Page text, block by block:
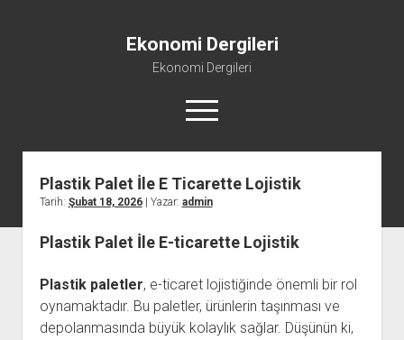
Ekonomi Dergileri
Ekonomi Dergileri
menüyü
aç
Plastik Palet İle E Ticarette Lojistik
Tarih: Şubat 18, 2026| Yazar: admin
Plastik Palet İle E-ticarette Lojistik
Plastik paletler, e-ticaret lojistiğinde önemli bir rol
oynamaktadır. Bu paletler, ürünlerin taşınması ve
depolanmasında büyük kolaylık sağlar. Düşünün ki,